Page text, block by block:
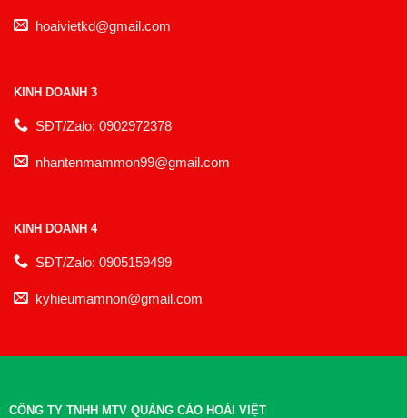
hoaivietkd@gmail.com
KINH DOANH 3
SĐT/Zalo: 0902972378
nhantenmammon99@gmail.com
KINH DOANH 4
SĐT/Zalo: 0905159499
kyhieumamnon@gmail.com
CÔNG TY TNHH MTV QUẢNG CÁO HOÀI VIỆT